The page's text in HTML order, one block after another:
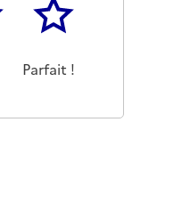
5
Parfait !